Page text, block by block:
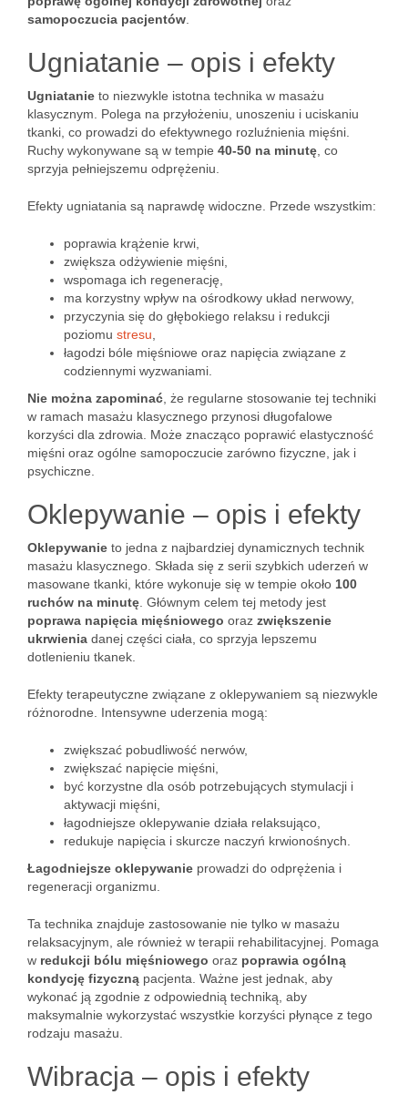
samopoczucia pacjentów
Ugniatanie – opis i efekty
Ugniatanie to niezwykle istotna technika w masażu
klasycznym. Polega na przyłożeniu, unoszeniu i uciskaniu
tkanki, co prowadzi do efektywnego rozluźnienia mięśni.
Ruchy wykonywane są w tempie 40-50 na minutę , co
sprzyja pełniejszemu odprężeniu.
Efekty ugniatania są naprawdę widoczne. Przede wszystkim:
poprawia krążenie krwi,
zwiększa odżywienie mięśni,
wspomaga ich regenerację,
ma korzystny wpływ na ośrodkowy układ nerwowy,
przyczynia się do głębokiego relaksu i redukcji
poziomu stresu
łagodzi bóle mięśniowe oraz napięcia związane z
codziennymi wyzwaniami.
Nie można zapominać , że regularne stosowanie tej techniki
w ramach masażu klasycznego przynosi długofalowe
korzyści dla zdrowia. Może znacząco poprawić elastyczność
mięśni oraz ogólne samopoczucie zarówno fizyczne, jak i
psychiczne.
Oklepywanie – opis i efekty
Oklepywanie to jedna z najbardziej dynamicznych technik
masażu klasycznego. Składa się z serii szybkich uderzeń w
masowane tkanki, które wykonuje się w tempie około 100
ruchów na minutę . Głównym celem tej metody jest
poprawa napięcia mięśniowego oraz zwiększenie
ukrwienia danej części ciała, co sprzyja lepszemu
dotlenieniu tkanek.
Efekty terapeutyczne związane z oklepywaniem są niezwykle
różnorodne. Intensywne uderzenia mogą:
zwiększać pobudliwość nerwów,
zwiększać napięcie mięśni,
być korzystne dla osób potrzebujących stymulacji i
aktywacji mięśni,
łagodniejsze oklepywanie działa relaksująco,
redukuje napięcia i skurcze naczyń krwionośnych.
Łagodniejsze oklepywanie prowadzi do odprężenia i
regeneracji organizmu.
Ta technika znajduje zastosowanie nie tylko w masażu
relaksacyjnym, ale również w terapii rehabilitacyjnej. Pomaga
w redukcji bólu mięśniowego oraz poprawia ogólną
kondycję fizyczną pacjenta. Ważne jest jednak, aby
wykonać ją zgodnie z odpowiednią techniką, aby
maksymalnie wykorzystać wszystkie korzyści płynące z tego
rodzaju masażu.
Wibracja – opis i efekty